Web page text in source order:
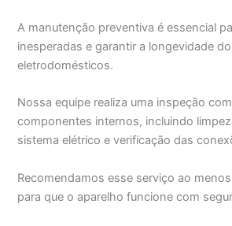
A manutenção preventiva é essencial
inesperadas e garantir a longevidade
eletrodomésticos.
Nossa equipe realiza uma inspeção
componentes internos, incluindo
sistema elétrico e verificação das
Recomendamos esse serviço ao
para que o aparelho funcione com